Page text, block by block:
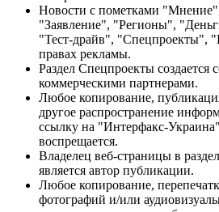
Новости с пометками
"Заявление", "Регионы",
"Тест-драйв", "Спецпроекты",
правах рекламы.
Раздел Спецпроекты создается
коммерческими партнерами.
Любое копирование,
другое распространение
ссылку на "Интерфакс-
воспрещается.
Владелец веб-страницы в
является автор публикации.
Любое копирование,
фотографий и/или